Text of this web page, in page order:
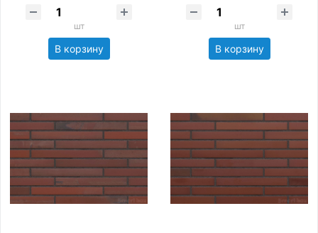
шт
В корзину
шт
В корзину